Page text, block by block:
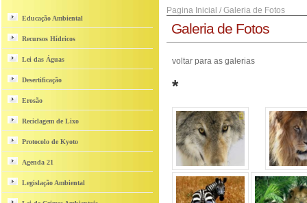
Educação Ambiental
Recursos Hídricos
Lei das Águas
Desertificação
Erosão
Reciclagem de Lixo
Protocolo de Kyoto
Agenda 21
Legislação Ambiental
Pagina Inicial / Galeria de Fotos
Galeria de Fotos
voltar para as galerias
*